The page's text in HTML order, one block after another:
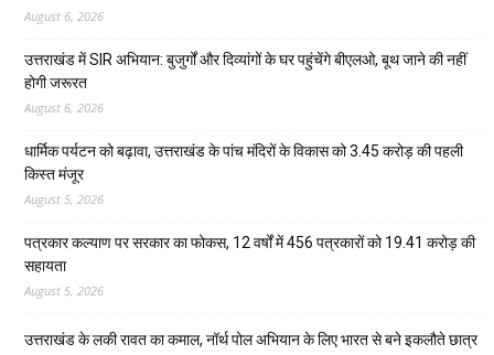
August 6, 2026
उत्तराखंड में SIR अभियान: बुजुर्गों और दिव्यांगों के घर पहुंचेंगे बीएलओ, बूथ जाने की नहीं
होगी जरूरत
August 6, 2026
धार्मिक पर्यटन को बढ़ावा, उत्तराखंड के पांच मंदिरों के विकास को 3.45 करोड़ की पहली
किस्त मंजूर
August 5, 2026
पत्रकार कल्याण पर सरकार का फोकस, 12 वर्षों में 456 पत्रकारों को 19.41 करोड़ की
सहायता
August 5, 2026
उत्तराखंड के लकी रावत का कमाल, नॉर्थ पोल अभियान के लिए भारत से बने इकलौते छात्र